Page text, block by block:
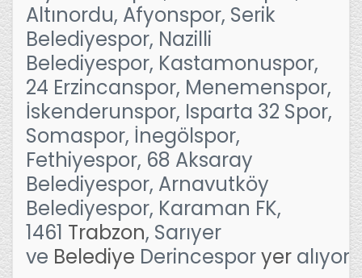
Altınordu, Afyonspor, Serik
Belediyespor, Nazilli
Belediyespor, Kastamonuspor,
24 Erzincanspor, Menemenspor,
İskenderunspor, Isparta 32 Spor,
Somaspor, İnegölspor,
Fethiyespor, 68 Aksaray
Belediyespor, Arnavutköy
Belediyespor, Karaman FK,
1461 Trabzon, Sarıyer
ve Belediye Derincesporyer alıyor.